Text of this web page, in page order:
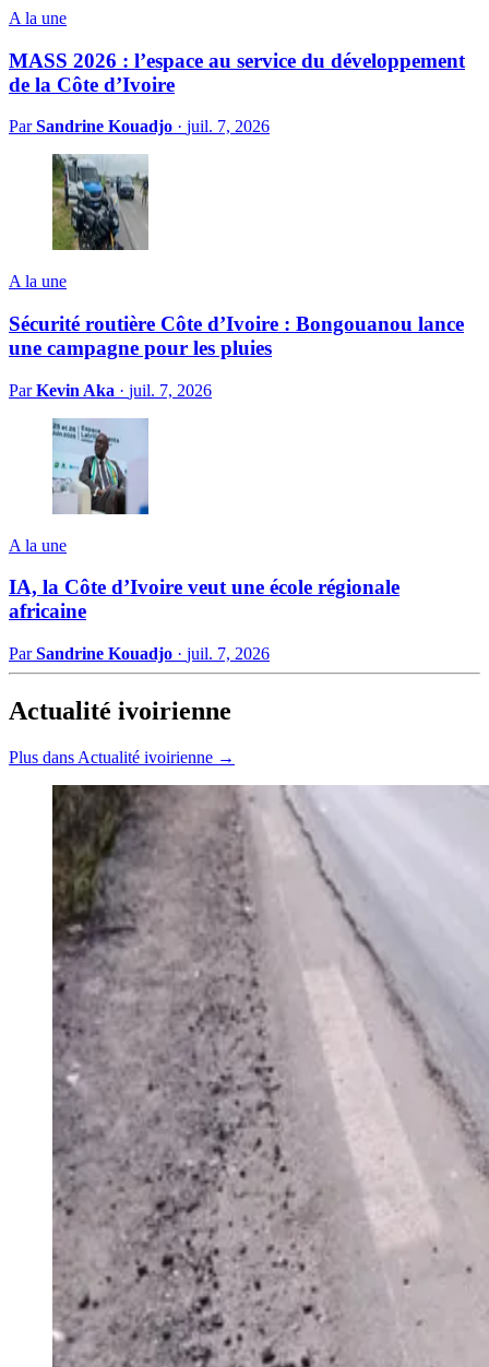
A la une
MASS 2026 : l’espace au service du développement
de la Côte d’Ivoire
ParSandrine Kouadjo · juil. 7, 2026
A la une
Sécurité routière Côte d’Ivoire : Bongouanou lance
une campagne pour les pluies
ParKevin Aka · juil. 7, 2026
A la une
IA, la Côte d’Ivoire veut une école régionale
africaine
ParSandrine Kouadjo · juil. 7, 2026
Actualité ivoirienne
Plus dans Actualité ivoirienne →